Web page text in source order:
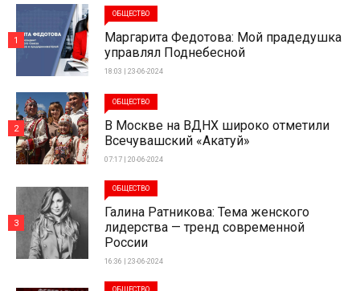
ОБЩЕСТВО
Маргарита Федотова: Мой прадедушка
управлял Поднебесной
18:03 | 23-06-2024
1
ОБЩЕСТВО
В Москве на ВДНХ широко отметили
Всечувашский «Акатуй»
07:17 | 20-06-2024
2
ОБЩЕСТВО
Галина Ратникова: Тема женского
лидерства — тренд современной
России
16:36 | 23-06-2024
3
ОБЩЕСТВО